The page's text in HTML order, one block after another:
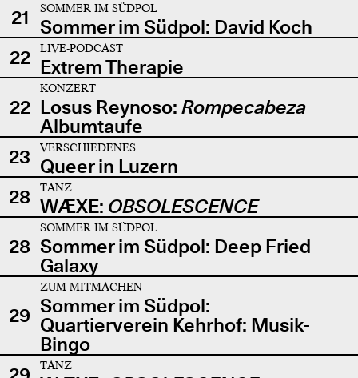
21
SOMMER IM SÜDPOL
Sommer im Südpol: David Koch
22
LIVE-PODCAST
Extrem Therapie
22
KONZERT
Losus Reynoso: Rompecabeza
Albumtaufe
23
VERSCHIEDENES
Queer in Luzern
28
TANZ
WÆXE: OBSOLESCENCE
28
SOMMER IM SÜDPOL
Sommer im Südpol: Deep Fried
Galaxy
29
ZUM MITMACHEN
Sommer im Südpol:
Quartierverein Kehrhof: Musik-
Bingo
TANZ